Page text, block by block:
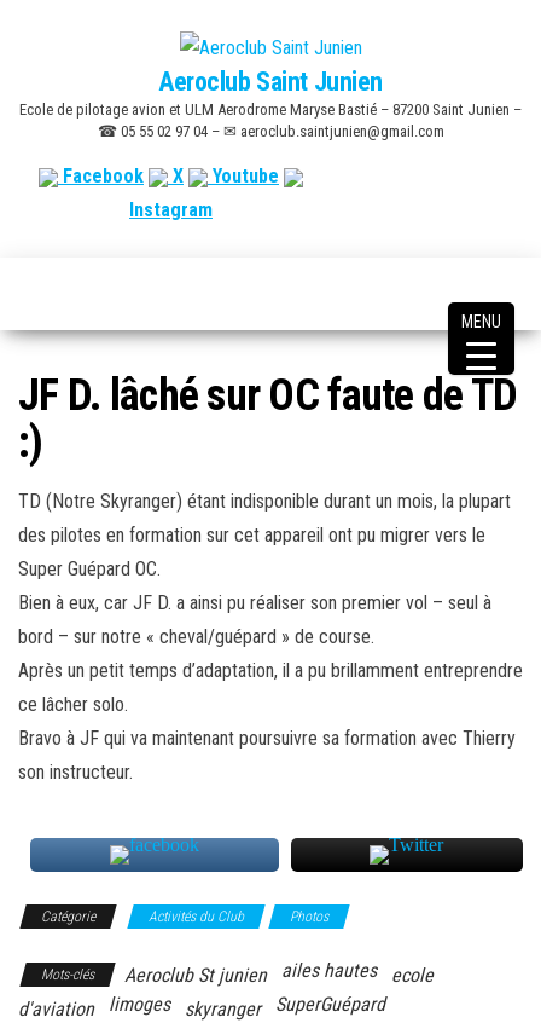
content
Aeroclub Saint Junien
Ecole de pilotage avion et ULM Aerodrome Maryse Bastié – 87200 Saint Junien –
☎ 05 55 02 97 04 – ✉ aeroclub.saintjunien@gmail.com
Facebook X
Youtube
Instagram
JF D. lâché sur OC faute de TD
:)
TD (Notre Skyranger) étant indisponible durant un mois, la plupart
des pilotes en formation sur cet appareil ont pu migrer vers le
Super Guépard OC.
Bien à eux, car JF D. a ainsi pu réaliser son premier vol – seul à
bord – sur notre « cheval/guépard » de course.
Après un petit temps d’adaptation, il a pu brillamment entreprendre
ce lâcher solo.
Bravo à JF qui va maintenant poursuivre sa formation avec Thierry
son instructeur.
Catégorie Activités du Club Photos
Mots-clés Aeroclub St junien ailes hautes
ecole
d'aviation
limoges skyranger SuperGuépard
MENU